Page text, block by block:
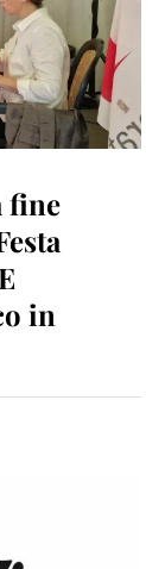
fine
in